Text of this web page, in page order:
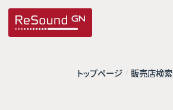
トップページ 販売店検索